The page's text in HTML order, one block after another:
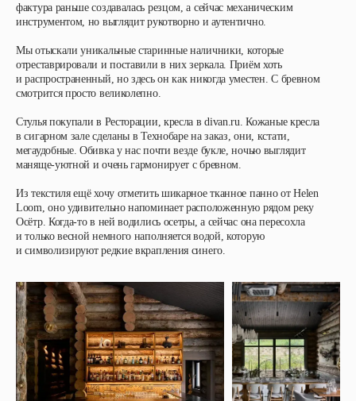
фактура раньше создавалась резцом, а сейчас механическим
инструментом, но выглядит рукотворно и аутентично.
Мы отыскали уникальные старинные наличники, которые
отреставрировали и поставили в них зеркала. Приём хоть
и распространенный, но здесь он как никогда уместен. С бревном
смотрится просто великолепно.
Стулья покупали в Ресторации, кресла в divan.ru. Кожаные кресла
в сигарном зале сделаны в Технобаре на заказ, они, кстати,
мегаудобные. Обивка у нас почти везде букле, ночью выглядит
маняще-уютной и очень гармонирует с бревном.
Из текстиля ещё хочу отметить шикарное тканное панно от Helen
Loom, оно удивительно напоминает расположенную рядом реку
Осётр. Когда-то в ней водились осетры, а сейчас она пересохла
и только весной немного наполняется водой, которую
и символизируют редкие вкрапления синего.